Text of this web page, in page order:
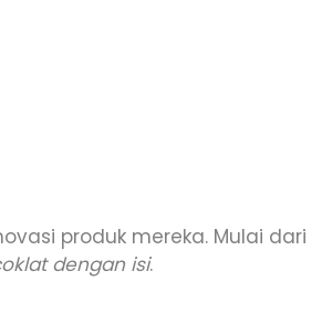
produk mereka. Mulai dari
dengan isi.